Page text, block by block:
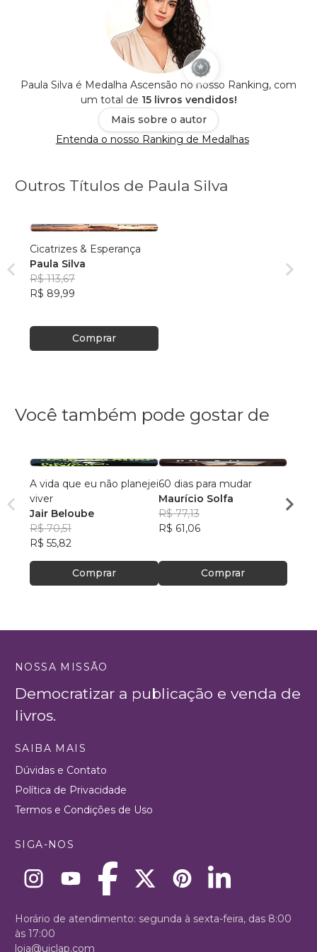
Paula Silva é Medalha Ascensão no nosso Ranking, com
um total de 15 livros vendidos!
Mais sobre o autor
Entenda o nosso Ranking de Medalhas
Outros Títulos de Paula Silva
Cicatrizes & Esperança
Paula Silva
R$ 113,67
R$ 89,99
Comprar
Você também pode gostar de
A vida que eu não planejei
viver
Jair Beloube
R$ 70,51
R$ 55,82
Comprar
60 dias para mudar
Maurício Solfa
R$ 77,13
R$ 61,06
Comprar
R$
NOSSA MISSÃO
Democratizar a publicação e venda de
livros.
SAIBA MAIS
Dúvidas e Contato
Política de Privacidade
Termos e Condições de Uso
SIGA-NOS
Horário de atendimento: segunda à sexta-feira, das 8:00
às 17:00
loja@uiclap.com